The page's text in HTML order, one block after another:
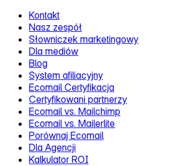
Kontakt
Nasz zespół
Słowniczek marketingowy
Dla mediów
Blog
System afiliacyjny
Ecomail Certyfikacja
Certyfikowani partnerzy
Ecomail vs. Mailchimp
Ecomail vs. Mailerlite
Porównaj Ecomail
Dla Agencji
Kalkulator ROI